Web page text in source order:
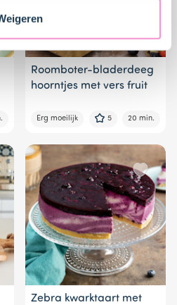
Roomboter-bladerdeeg
hoorntjes met vers fruit
Erg moeilijk 5 20 min.
Zebra kwarktaart met